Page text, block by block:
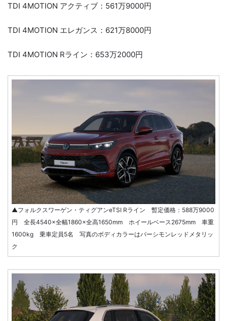
TDI 4MOTION アクティブ：561万9000円
TDI 4MOTION エレガンス：621万8000円
TDI 4MOTION Rライン：653万2000円
▲フォルクスワーゲン・ティグアンeTSI Rライン 暫定価格：588万9000
円 全長4540×全幅1860×全高1650mm ホイールベース2675mm 車重
1600kg 乗車定員5名 写真のボディカラーはパーシモンレッドメタリッ
ク